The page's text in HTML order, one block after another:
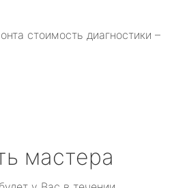
стоимость диагностики –
мастера